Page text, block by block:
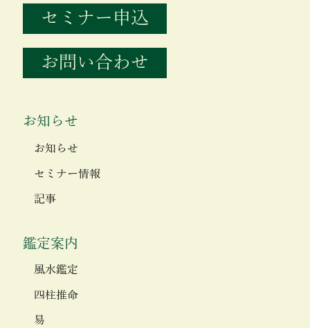
セミナー申込
お問い合わせ
お知らせ
お知らせ
セミナー情報
記事
鑑定案内
風水鑑定
四柱推命
易